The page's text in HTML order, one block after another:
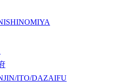
ITO/DAZAIFU